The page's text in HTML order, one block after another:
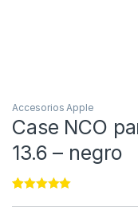
Accesorios Apple
Case NCO
13.6 – negro